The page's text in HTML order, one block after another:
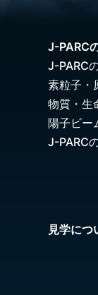
J-PARC
J-PARC
素粒子・
物質・生
陽子ビー
J-PARC
見学につ